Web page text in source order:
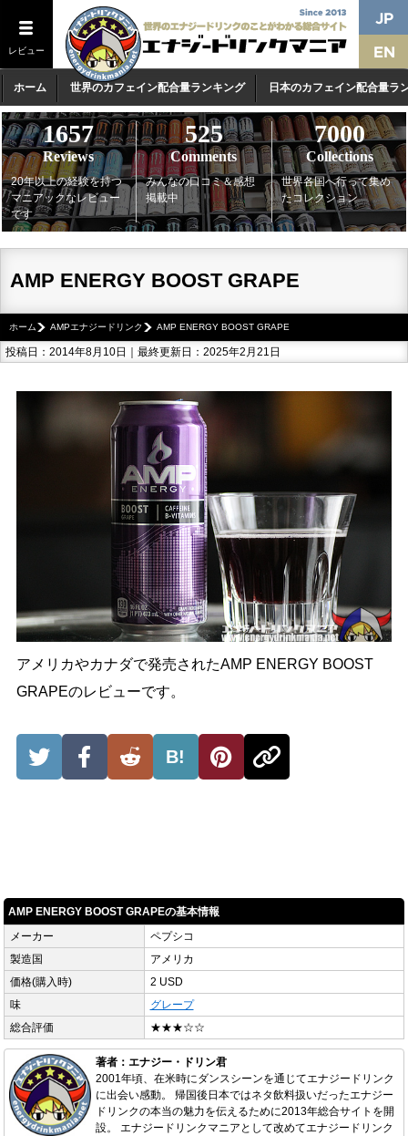
レビュー
ホーム 世界のカフェイン配合量ランキング 日本のカフェイン配合量ラ
1657
Reviews
20年以上の経験を持つ
マニアックなレビュー
です
525
Comments
みんなの口コミ＆感想
掲載中
7000
Collections
世界各国へ行って集め
たコレクション
AMP ENERGY BOOST GRAPE
ホーム AMPエナジードリンク AMP ENERGY BOOST GRAPE
投稿日：2014年8月10日｜最終更新日：2025年2月21日
アメリカやカナダで発売されたAMP ENERGY BOOST
GRAPEのレビューです。
B!
AMP ENERGY BOOST GRAPEの基本情報
メーカー
ペプシコ
製造国
アメリカ
価格(購入時)
2 USD
味
グレープ
総合評価
★★★☆☆
著者：エナジー・ドリン君
2001年頃、在米時にダンスシーンを通じてエナジードリンク
に出会い感動。 帰国後日本ではネタ飲料扱いだったエナジー
ドリンクの本当の魅力を伝えるために2013年総合サイトを開
設。 エナジードリンクマニアとして改めてエナジードリンク